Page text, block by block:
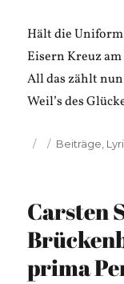
Hält die
Eisern Kreuz
All das zählt
Weil’s des
Veröffentlicht
Kategorien
Beiträge,
Carsten
prima